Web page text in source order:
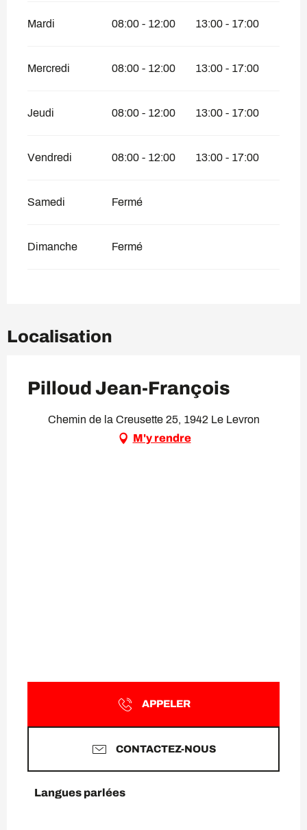
Mardi 08:00 - 12:00 13:00 - 17:00
Mercredi 08:00 - 12:00 13:00 - 17:00
Jeudi 08:00 - 12:00 13:00 - 17:00
Vendredi 08:00 - 12:00 13:00 - 17:00
Samedi Fermé
Dimanche Fermé
Localisation
Pilloud Jean-François
Chemin de la Creusette 25, 1942 Le Levron
M'y rendre
APPELER
CONTACTEZ-NOUS
Langues parlées
Langues parlées